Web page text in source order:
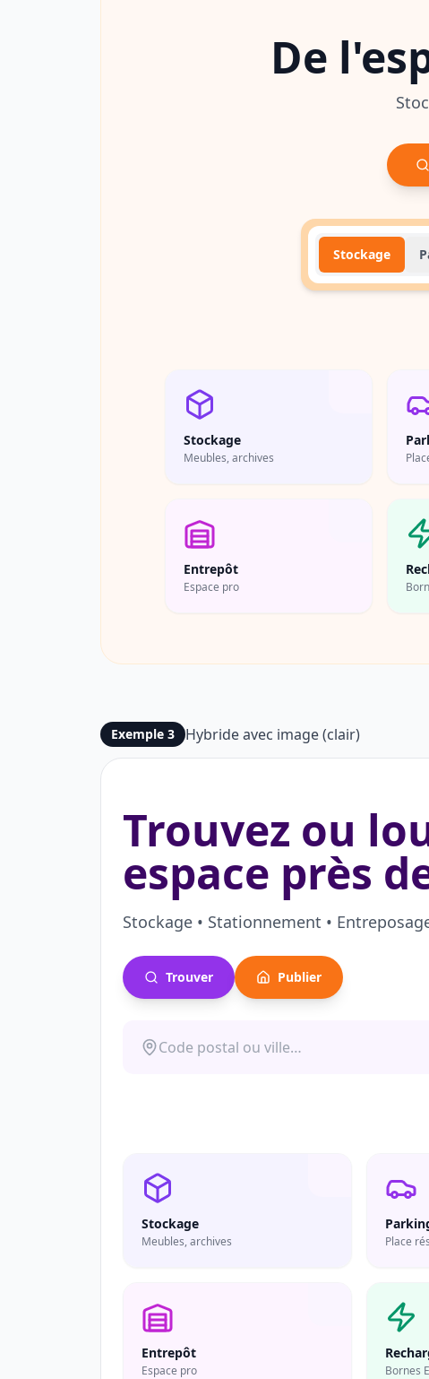
De
Stockage
Stockage
Meubles, archives
Entrepôt
Espace pro
Exemple 3 Hybride avec image (clair)
Trouvez ou
espace près
Stockage • Stationnement •
Trouver Publier
Stockage
Meubles, archives Place
Entrepôt
Espace pro Bornes